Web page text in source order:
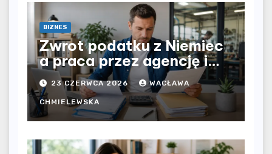
BIZNES
Zwrot podatku z Niemiec
a praca przez agencję i
bezpośrednio u
pracodawcy – jak
rozliczyć oba źródła
dochodu?
23 CZERWCA 2026 WACŁAWA
CHMIELEWSKA